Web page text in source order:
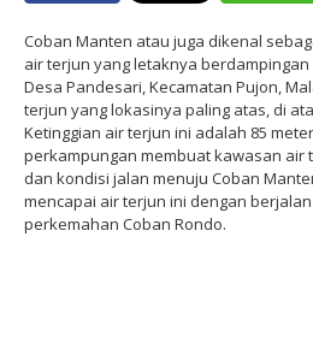
Coban Manten atau juga dikenal
air terjun yang letaknya
Desa Pandesari, Kecamatan Pujon,
terjun yang lokasinya paling atas, di
Ketinggian air terjun ini adalah 85
perkampungan membuat kawasan
dan kondisi jalan menuju Coban
mencapai air terjun ini dengan
perkemahan Coban Rondo.